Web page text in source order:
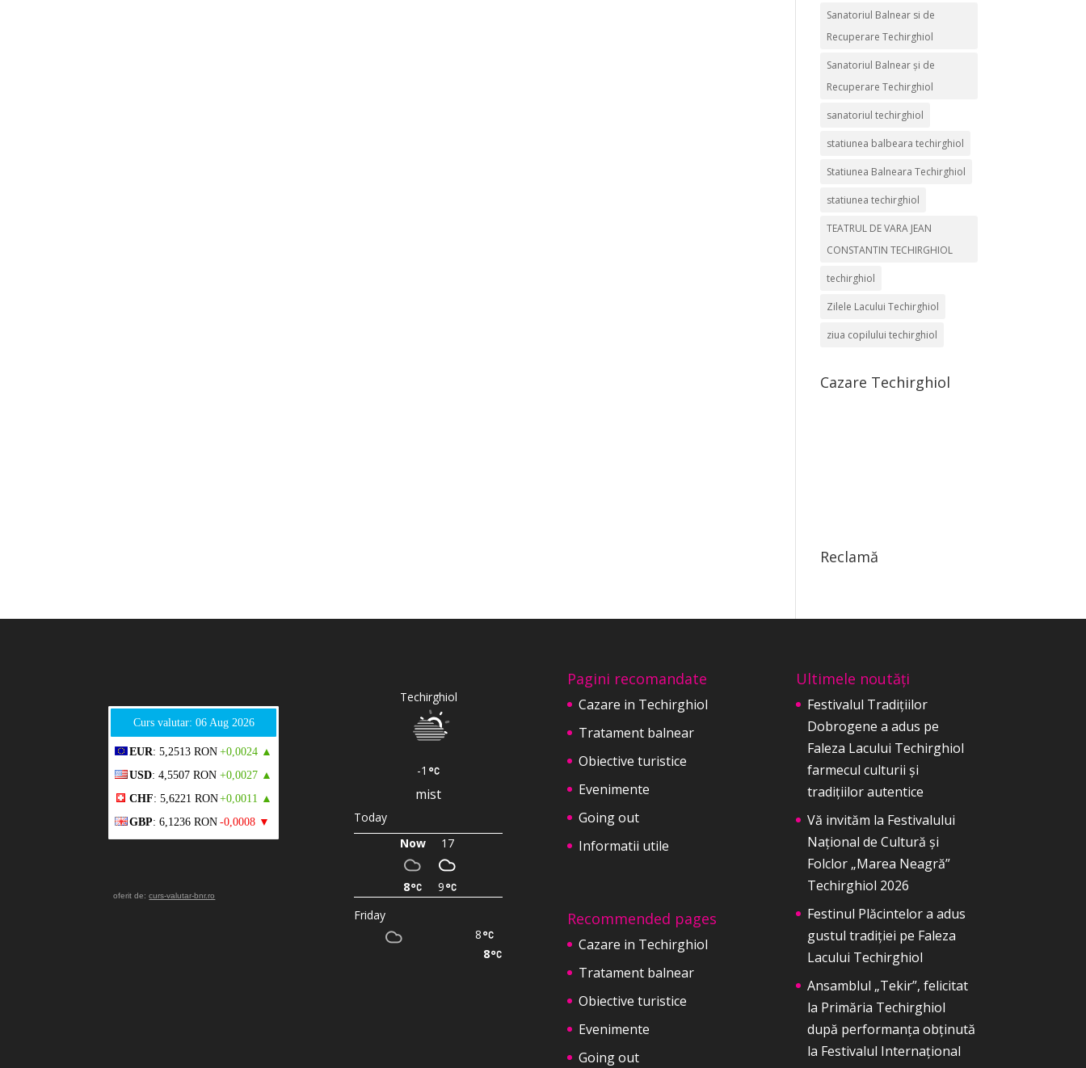
Sanatoriul Balnear si de
Recuperare Techirghiol
Sanatoriul Balnear și de
Recuperare Techirghiol
sanatoriul techirghiol
statiunea balbeara techirghiol
Statiunea Balneara Techirghiol
statiunea techirghiol
TEATRUL DE VARA JEAN
CONSTANTIN TECHIRGHIOL
techirghiol
Zilele Lacului Techirghiol
ziua copilului techirghiol
Cazare Techirghiol
Reclamă
Curs valutar: 06 Aug 2026
EUR: 5,2513 RON +0,0024 ▲
USD: 4,5507 RON +0,0027 ▲
CHF: 5,6221 RON+0,0011 ▲
GBP: 6,1236 RON -0,0008 ▼
oferit de:curs-valutar-bnr.ro
Techirghiol
-1
mist
Today
Now
8
17
9
Friday
8
8
Pagini recomandate
Cazare in Techirghiol
Tratament balnear
Obiective turistice
Evenimente
Going out
Informatii utile
Recommended pages
Cazare in Techirghiol
Tratament balnear
Obiective turistice
Evenimente
Going out
Ultimele noutăți
Festivalul Tradițiilor
Dobrogene a adus pe
Faleza Lacului Techirghiol
farmecul culturii și
tradițiilor autentice
Vă invităm la Festivalului
Național de Cultură și
Folclor „Marea Neagră”
Techirghiol 2026
Festinul Plăcintelor a adus
gustul tradiției pe Faleza
Lacului Techirghiol
Ansamblul „Tekir”, felicitat
la Primăria Techirghiol
după performanța obținută
la Festivalul Internațional